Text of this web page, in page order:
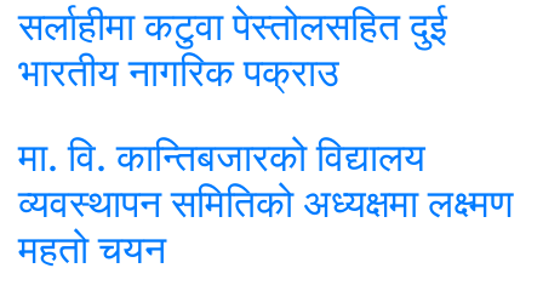
सर्लाहीमा कटुवा पेस्तोलसहित दुई
भारतीय नागरिक पक्राउ
मा. वि. कान्तिबजारको विद्यालय
व्यवस्थापन समितिको अध्यक्षमा लक्ष्मण
महतो चयन